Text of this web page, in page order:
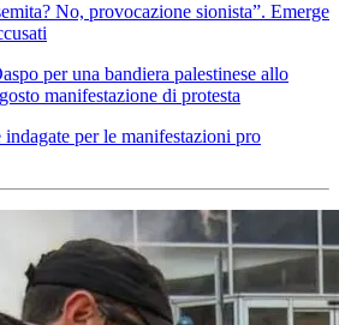
No, provocazione sionista”. Emerge
per una bandiera palestinese allo
manifestazione di protesta
per le manifestazioni pro